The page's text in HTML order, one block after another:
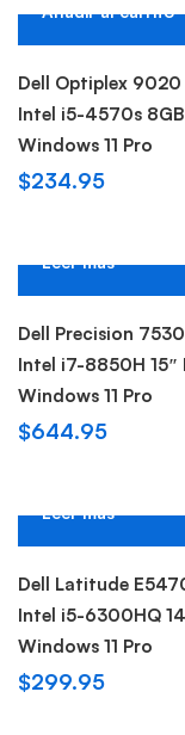
Añadir al carrito
Dell Optiplex 9020
Intel i5-4570s 8GB
Windows 11 Pro
$234.95
Leer más
Dell Precision 7530
Intel i7-8850H 15″
Windows 11 Pro
$644.95
Leer más
Dell Latitude
Intel i5-6300HQ
Windows 11 Pro
$299.95